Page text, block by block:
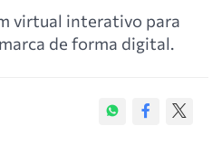
virtual interativo para
de forma digital.